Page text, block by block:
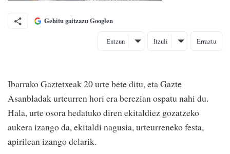
Gehitu gaitzazu Googlen
Entzun Itzuli Erraztu
Ibarrako Gaztetxeak 20 urte bete ditu, eta Gazte
Asanbladak urteurren hori era berezian ospatu nahi du.
Hala, urte osora hedatuko diren ekitaldiez gozatzeko
aukera izango da, ekitaldi nagusia, urteurreneko festa,
apirilean izango delarik.